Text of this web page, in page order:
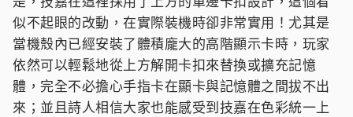
似不起眼的改動，在實際裝機時卻非常實用！尤其是
當機殼內已經安裝了體積龐大的高階顯示卡時，玩家
依然可以輕鬆地從上方解開卡扣來替換或擴充記憶
體，完全不必擔心手指卡在顯卡與記憶體之間拔不出
來；並且詩人相信大家也能感受到技嘉在色彩統一上